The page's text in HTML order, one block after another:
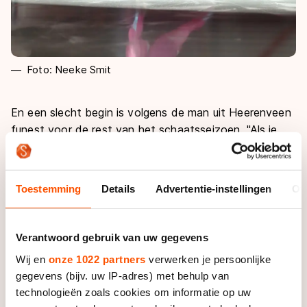
Toestemming Details Advertentie-instellingen
Verantwoord gebruik van uw gegevens
Wij en onze 1022 partners verwerken je persoonlijke
gegevens (bijv. uw IP-adres) met behulp van
technologieën zoals cookies om informatie op uw
Foto: Neeke Smit
En een slecht begin is volgens de man uit Heerenveen
funest voor de rest van het schaatsseizoen. "Als je
goed begint heb je niet zoveel om over na te denken.
Nu ga je een beetje piekeren en blijf je in die modus",
Toch verbeterde Hospes zich afgelopen seizoen
te sluiten met het zilver tijdens De Zilveren Bal. Tijdens
de afvalwedstrijd over 100 meter op het ijs van
Leeuwarden wist hij als enige Nederlander een prijs in